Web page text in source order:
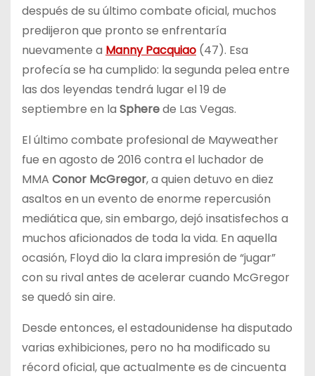
después de su último combate oficial, muchos
predijeron que pronto se enfrentaría
nuevamente a Manny Pacquiao (47). Esa
profecía se ha cumplido: la segunda pelea entre
las dos leyendas tendrá lugar el 19 de
septiembre en la Spherede Las Vegas.
El último combate profesional de Mayweather
fue en agosto de 2016 contra el luchador de
MMA Conor McGregor, a quien detuvo en diez
asaltos en un evento de enorme repercusión
mediática que, sin embargo, dejó insatisfechos a
muchos aficionados de toda la vida. En aquella
ocasión, Floyd dio la clara impresión de “jugar”
con su rival antes de acelerar cuando McGregor
se quedó sin aire.
Desde entonces, el estadounidense ha disputado
varias exhibiciones, pero no ha modificado su
récord oficial, que actualmente es de cincuenta